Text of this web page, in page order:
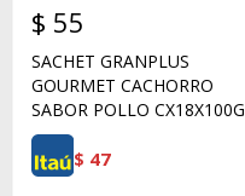
$ 55
SACHET GRANPLUS
GOURMET CACHORRO
SABOR POLLO CX18X100G
$ 47